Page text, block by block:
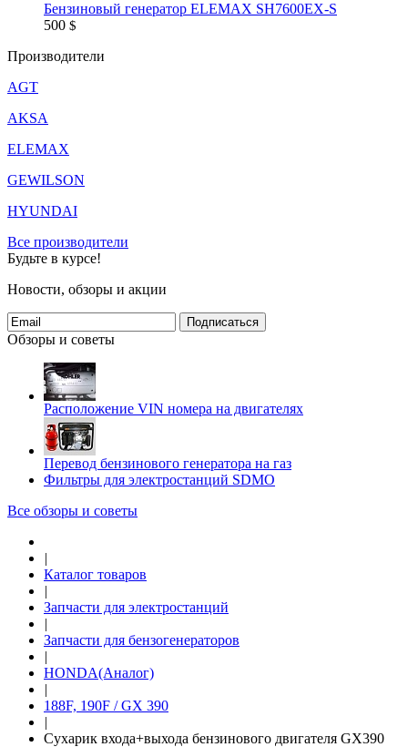
Бензиновый генератор ELEMAX SH7600EX-S
500 $
Производители
AGT
AKSA
ELEMAX
GEWILSON
HYUNDAI
Все производители
Будьте в курсе!
Новости, обзоры и акции
Подписаться
Обзоры и советы
Расположение VIN номера на двигателях
Перевод бензинового генератора на газ
Фильтры для электростанций SDMO
Все обзоры и советы
|
Каталог товаров
|
Запчасти для электростанций
|
Запчасти для бензогенераторов
|
HONDA(Aналог)
|
188F, 190F / GX 390
|
Сухарик входа+выхода бензинового двигателя GX390